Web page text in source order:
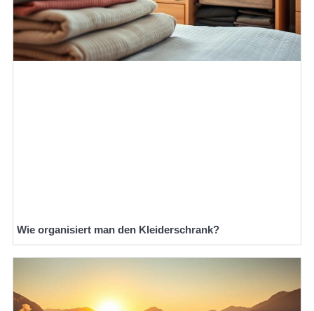
Wie organisiert man den Kleiderschrank?